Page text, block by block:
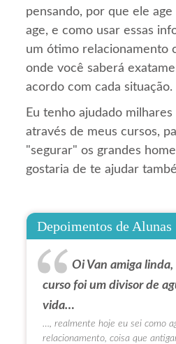
pensando, por que ele
age, e como usar essas
um ótimo relacionamento
onde você saberá
acordo com cada situação.
Eu tenho ajudado
através de meus cursos,
"segurar" os grandes
gostaria de te ajudar
Depoimentos de Alunas
Oi Van amiga
curso foi um divisor de
vida…
…, realmente hoje eu sei como
relacionamento, coisa que